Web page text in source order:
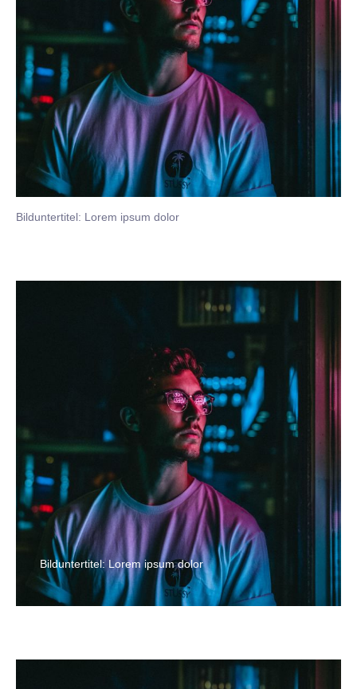
Bilduntertitel: Lorem ipsum dolor
Bilduntertitel: Lorem ipsum dolor